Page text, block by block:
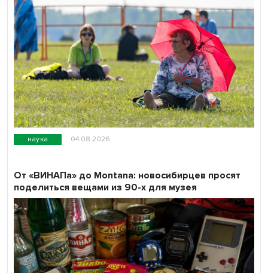
наука 04.08.2026
От «ВИНАПа» до Montana: новосибирцев просят
поделиться вещами из 90-х для музея